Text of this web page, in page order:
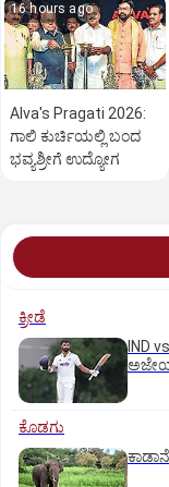
16 hours ago
Alva's Pragati 2026:
ಗಾಲಿ ಕುರ್ಚಿಯಲ್ಲಿ ಬಂದ
ಭವ್ಯಶ್ರೀಗೆ ಉದ್ಯೋಗ
ಕ್ರೀಡೆ
IND
ಕೊಡಗು